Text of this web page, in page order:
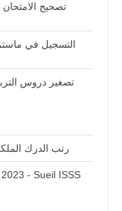
تصحيح
تصغير دروس
رتب الدرك
- Sueil ISSS